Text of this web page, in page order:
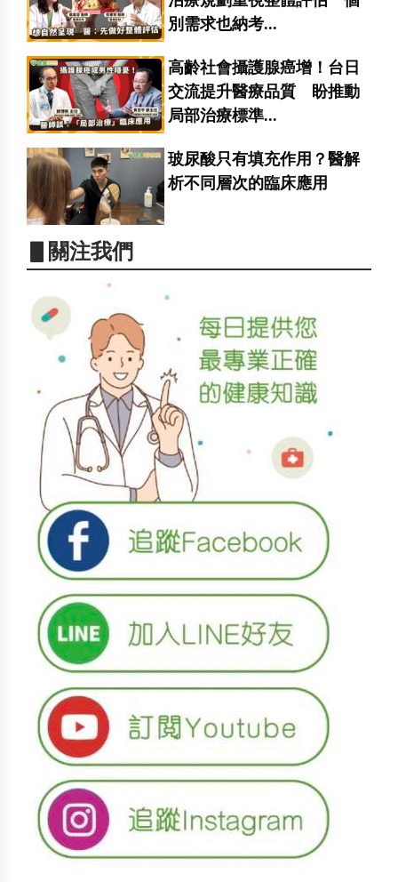
別需求也納考...
高齡社會攝護腺癌增！台日
交流提升醫療品質 盼推動
局部治療標準...
玻尿酸只有填充作用？醫解
析不同層次的臨床應用
▋關注我們